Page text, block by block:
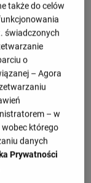
Polska
USA
także do celów
świadczonych
o
– Agora
– w
wobec którego
danych
Prywatności